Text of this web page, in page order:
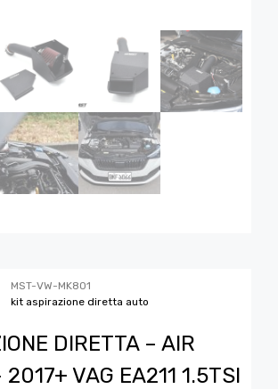
MST-VW-MK801
kit aspirazione diretta auto
DIRETTA – AIR
2017+ VAG EA211 1.5TSI